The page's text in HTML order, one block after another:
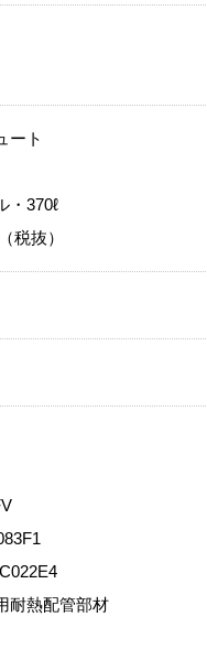
ート
・370ℓ
税抜）
耐熱配管部材